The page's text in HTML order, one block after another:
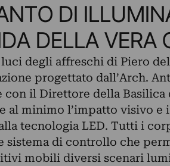
DI
DELLA VERA
degli affreschi di Piero
progettato dall’Arch.
il Direttore della Basilica
al minimo l’impatto visivo e
tecnologia LED. Tutti i
sistema di controllo che
mobili diversi scenari